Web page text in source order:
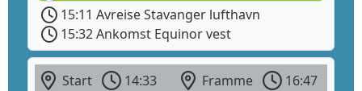
15:11 Avreise Stavanger lufthavn
15:32 Ankomst Equinor vest
Start 14:33 Framme
16:47